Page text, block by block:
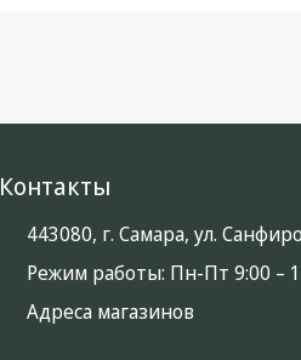
Контакты
443080, г. Самара, ул.
Режим работы: Пн-Пт 9:00 –
Адреса магазинов